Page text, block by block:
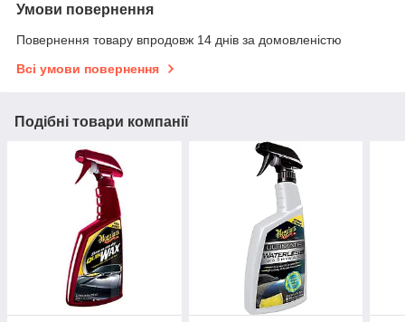
Умови повернення
Повернення товару впродовж 14 днів за домовленістю
Всі умови повернення
Подібні товари компанії